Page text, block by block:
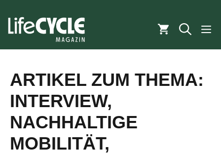
Inhalt
springen
ARTIKEL ZUM THEMA:
INTERVIEW,
NACHHALTIGE
MOBILITÄT,